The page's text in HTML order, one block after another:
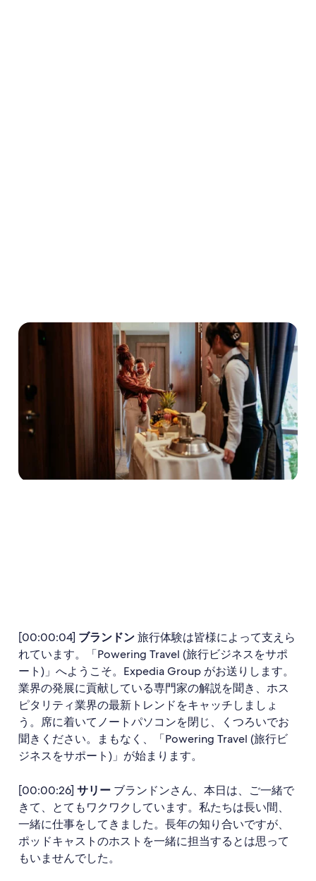
[00:00:04] ブランドン 旅行体験は皆様によって支えら
れています。「Powering Travel (旅行ビジネスをサポ
ート)」へようこそ。Expedia Group がお送りします。
業界の発展に貢献している専門家の解説を聞き、ホス
ピタリティ業界の最新トレンドをキャッチしましょ
う。席に着いてノートパソコンを閉じ、くつろいでお
聞きください。まもなく、「Powering Travel (旅行ビ
ジネスをサポート)」が始まります。
[00:00:26] サリー ブランドンさん、本日は、ご一緒で
きて、とてもワクワクしています。私たちは長い間、
一緒に仕事をしてきました。長年の知り合いですが、
ポッドキャストのホストを一緒に担当するとは思って
もいませんでした。